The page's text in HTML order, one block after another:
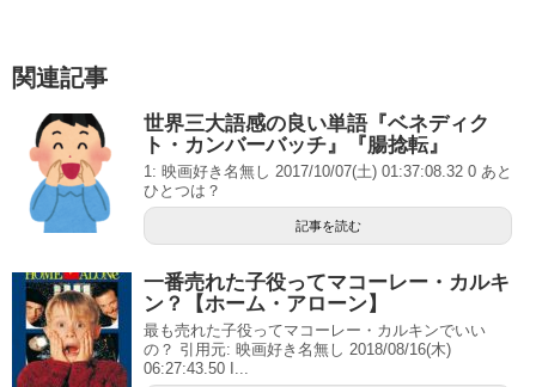
関連記事
世界三大語感の良い単語『ベネディク
ト・カンバーバッチ』『腸捻転』
1: 映画好き名無し 2017/10/07(土) 01:37:08.32 0 あと
ひとつは？
記事を読む
一番売れた子役ってマコーレー・カルキ
ン？【ホーム・アローン】
最も売れた子役ってマコーレー・カルキンでいい
の？ 引用元: 映画好き名無し 2018/08/16(木)
06:27:43.50 I...